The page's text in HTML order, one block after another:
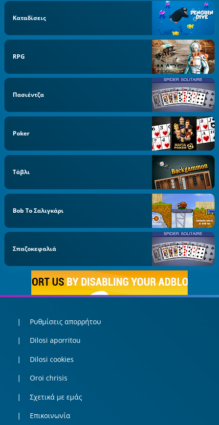
Καταδίσεις
RPG
Πασιέντζα
Poker
Τάβλι
Bob Το Σαλιγκάρι
Σπαζοκεφαλιά
Ρυθμίσεις απορρήτου
Dilosi aporritou
Dilosi cookies
Oroi chrisis
Σχετικά με εμάς
Επικοινωνία